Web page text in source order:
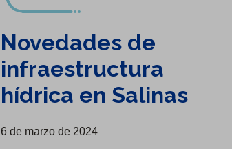
Novedades de
infraestructura
hídrica en Salinas
6 de marzo de 2024